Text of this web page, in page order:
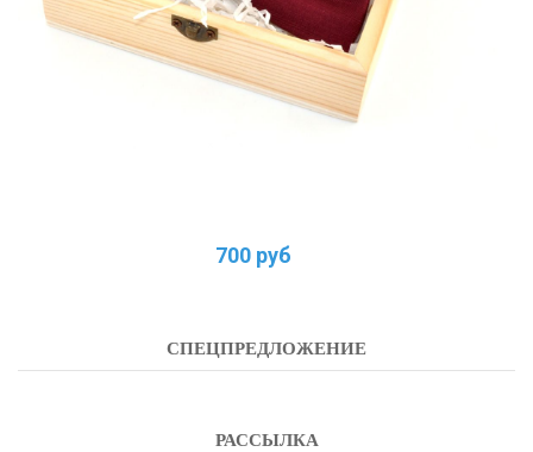
700 руб
СПЕЦПРЕДЛОЖЕНИЕ
РАССЫЛКА